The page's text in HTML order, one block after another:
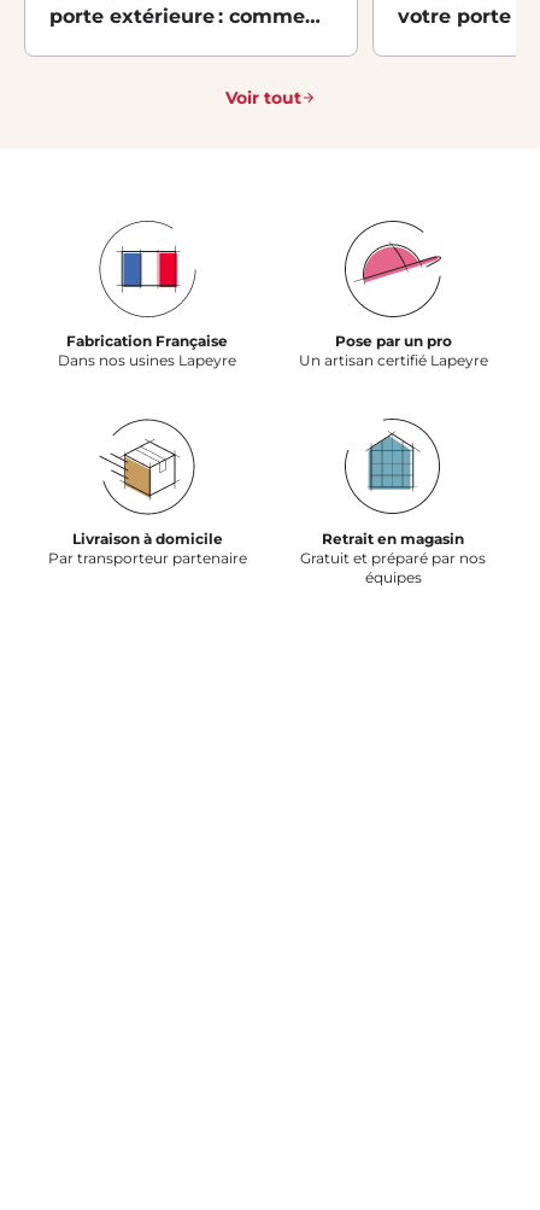
porte extérieure : comment
votre porte
Voir tout
Fabrication Française
Dans nos usines Lapeyre
Pose par un pro
Un artisan certifié Lapeyre
Livraison à domicile
Par transporteur partenaire
Retrait en magasin
Gratuit et préparé par nos
équipes